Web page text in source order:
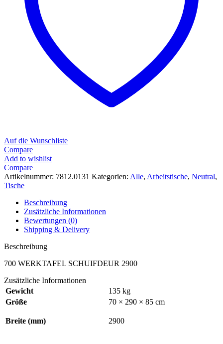
Auf die Wunschliste
Compare
Add to wishlist
Compare
Artikelnummer: 7812.0131 Kategorien: Alle, Arbeitstische, Neutral,
Tische
Beschreibung
Zusätzliche Informationen
Bewertungen (0)
Shipping & Delivery
Beschreibung
700 WERKTAFEL SCHUIFDEUR 2900
Zusätzliche Informationen
Gewicht
135 kg
Größe
70 × 290 × 85 cm
Breite (mm) 2900